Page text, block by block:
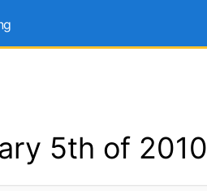
5th of 2010